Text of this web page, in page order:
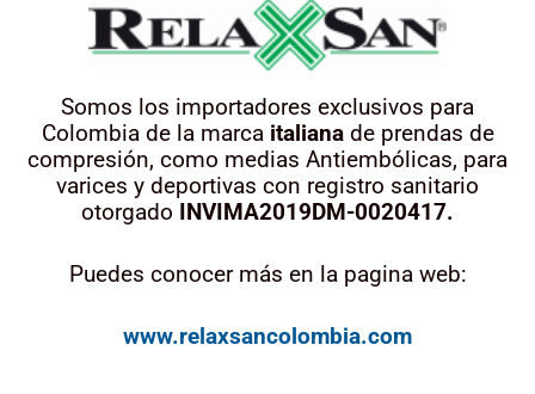
Somos los importadores exclusivos para
Colombia de la marca italianade prendas de
compresión, como medias Antiembólicas, para
varices y deportivas con registro sanitario
otorgado INVIMA2019DM-0020417.
Puedes conocer más en la pagina web:
www.relaxsancolombia.com